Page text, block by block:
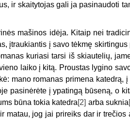
ir skaitytojas gali ja pasinaudoti
mašinos idėja. Kitaip nei
įtraukiantis į savo tėkmę
kuriasi tarsi iš skiautelių,
laiko į kitą. Proustas lygino
mano romanas primena katedrą,
pasinėrėte į ypatingą būseną, o
būna tokia katedra[2] arba suknia
matau, jog jai prireiks dar ir trečios